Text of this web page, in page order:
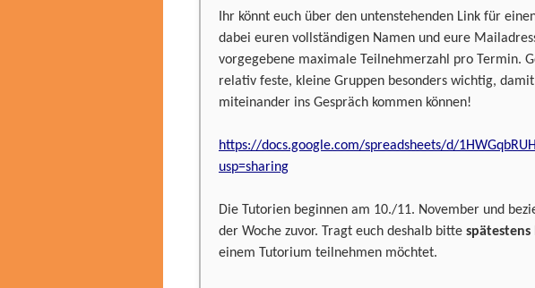
Ihr könnt euch über den untenstehenden Link für
dabei euren vollständigen Namen und eure
vorgegebene maximale Teilnehmerzahl pro Termin.
relativ feste, kleine Gruppen besonders wichtig,
miteinander ins Gespräch kommen können!
https://docs.google.com/spreadsheets/d/
usp=sharing
Die Tutorien beginnen am 10./11. November und
der Woche zuvor. Tragt euch deshalb bitte spätestens
einem Tutorium teilnehmen möchtet.